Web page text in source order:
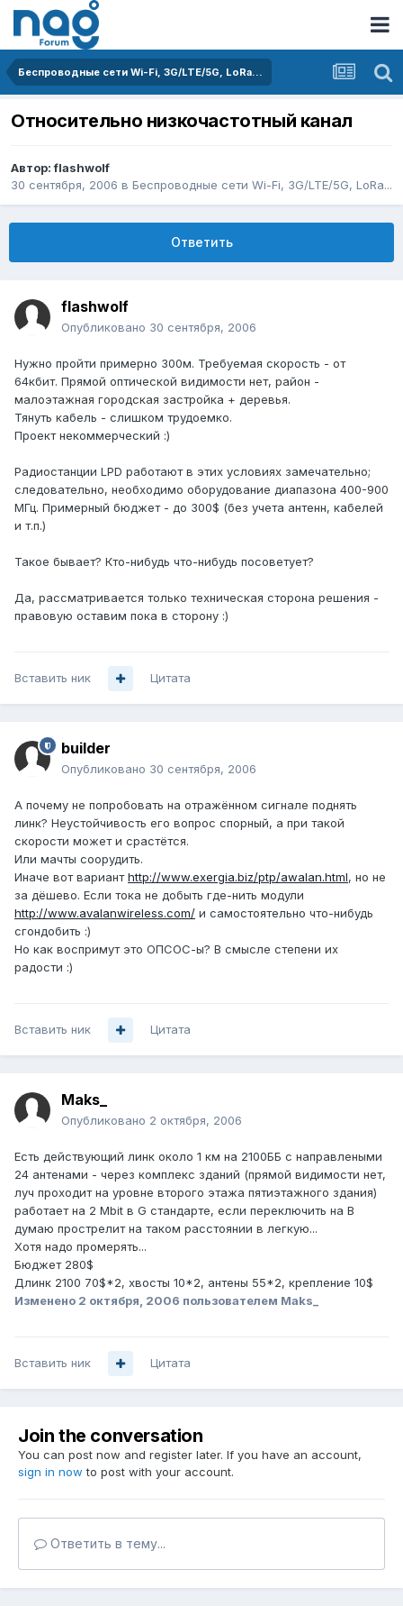
Беспроводные сети Wi-Fi, 3G/LTE/5G, LoRa...
Относительно низкочастотный канал
Автор:flashwolf
30 сентября, 2006 в Беспроводные сети Wi-Fi, 3G/LTE/5G, LoRa...
Ответить
flashwolf
Опубликовано 30 сентября, 2006
Нужно пройти примерно 300м. Требуемая скорость - от
64кбит. Прямой оптической видимости нет, район -
малоэтажная городская застройка + деревья.
Тянуть кабель - слишком трудоемко.
Проект некоммерческий :)
Радиостанции LPD работают в этих условиях замечательно;
следовательно, необходимо оборудование диапазона 400-900
МГц. Примерный бюджет - до 300$ (без учета антенн, кабелей
и т.п.)
Такое бывает? Кто-нибудь что-нибудь посоветует?
Да, рассматривается только техническая сторона решения -
правовую оставим пока в сторону :)
Вставить ник Цитата
builder
Опубликовано 30 сентября, 2006
А почему не попробовать на отражённом сигнале поднять
линк? Неустойчивость его вопрос спорный, а при такой
скорости может и срастётся.
Или мачты соорудить.
Иначе вот вариантhttp://www.exergia.biz/ptp/awalan.html, но не
за дёшево. Если тока не добыть где-нить модули
http://www.avalanwireless.com/ и самостоятельно что-нибудь
сгондобить :)
Но как воспримут это ОПСОС-ы? В смысле степени их
радости :)
Вставить ник Цитата
Maks_
Опубликовано 2 октября, 2006
Есть действующий линк около 1 км на 2100ББ с направлеными
24 антенами - через комплекс зданий (прямой видимости нет,
луч проходит на уровне второго этажа пятиэтажного здания)
работает на 2 Mbit в G стандарте, если переключить на В
думаю прострелит на таком расстоянии в легкую...
Хотя надо промерять...
Бюджет 280$
Длинк 2100 70$*2, хвосты 10*2, антены 55*2, крепление 10$
Изменено 2 октября, 2006 пользователем Maks_
Вставить ник Цитата
Join the conversation
You can post now and register later. If you have an account,
sign in now to post with your account.
Ответить в тему...